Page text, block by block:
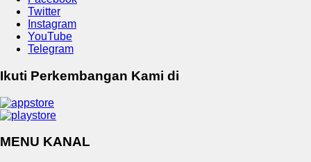
Twitter
Instagram
YouTube
Telegram
Ikuti Perkembangan Kami di
MENU KANAL